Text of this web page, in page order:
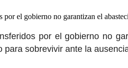
por el gobierno no garantizan el
por el gobierno no
para sobrevivir ante la